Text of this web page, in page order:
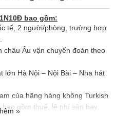
bao gồm:
tế, 2 người/phòng, trường hợp
châu Âu vận chuyển đoàn theo
lớn Hà Nội – Nội Bài – Nha hát
của hãng hàng không Turkish
gồm thuế, lệ phí sân bay,
»